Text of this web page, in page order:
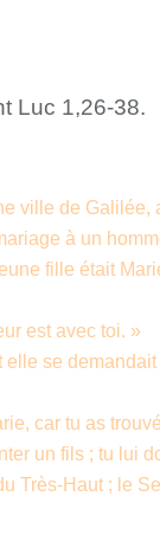
Luc 1,26-38.
ville de Galilée,
à un
fille était
est avec toi. »
se
car tu as
un fils ; tu lui
Très-Haut ; le